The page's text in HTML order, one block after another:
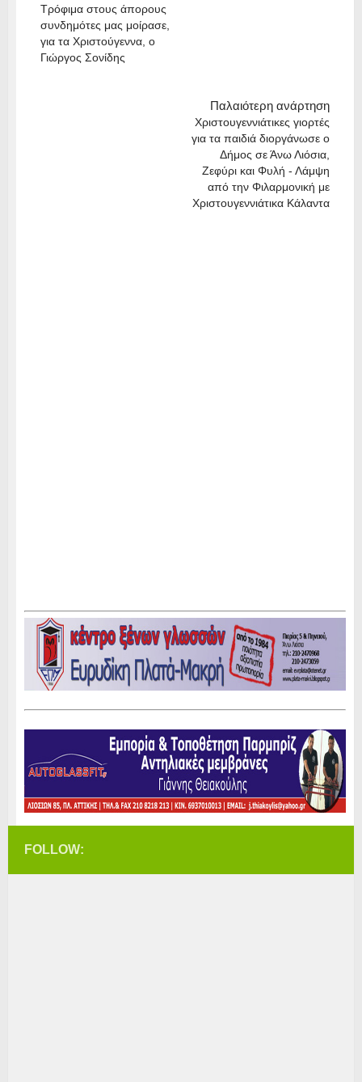
Τρόφιμα στους άπορους
συνδημότες μας μοίρασε,
για τα Χριστούγεννα, ο
Γιώργος Σονίδης
Παλαιότερη ανάρτηση
Χριστουγεννιάτικες γιορτές
για τα παιδιά διοργάνωσε ο
Δήμος σε Άνω Λιόσια,
Ζεφύρι και Φυλή - Λάμψη
από την Φιλαρμονική με
Χριστουγεννιάτικα Κάλαντα
FOLLOW: